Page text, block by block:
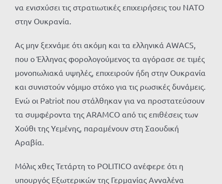
να ενισχύσει τις στρατιωτικές επιχειρήσεις του ΝΑΤΟ
στην Ουκρανία.
Ας μην ξεχνάμε ότι ακόμη και τα ελληνικά AWACS,
που ο Έλληνας φορολογούμενος τα αγόρασε σε τιμές
μονοπωλιακά υψηλές, επιχειρούν ήδη στην Ουκρανία
και συνιστούν νόμιμο στόχο για τις ρωσικές δυνάμεις.
Ενώ οι Patriot που στάλθηκαν για να προστατεύσουν
τα συμφέροντα της ARAMCO από τις επιθέσεις των
Χούθι της Υεμένης, παραμένουν στη Σαουδική
Αραβία.
Μόλις χθες Τετάρτη το POLITICO ανέφερε ότι η
υπουργός Εξωτερικών της Γερμανίας Ανναλένα